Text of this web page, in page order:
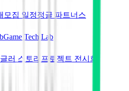
모집 일정정글 파트너스
Game Tech Lab
러 스토리 프로젝트 전시회